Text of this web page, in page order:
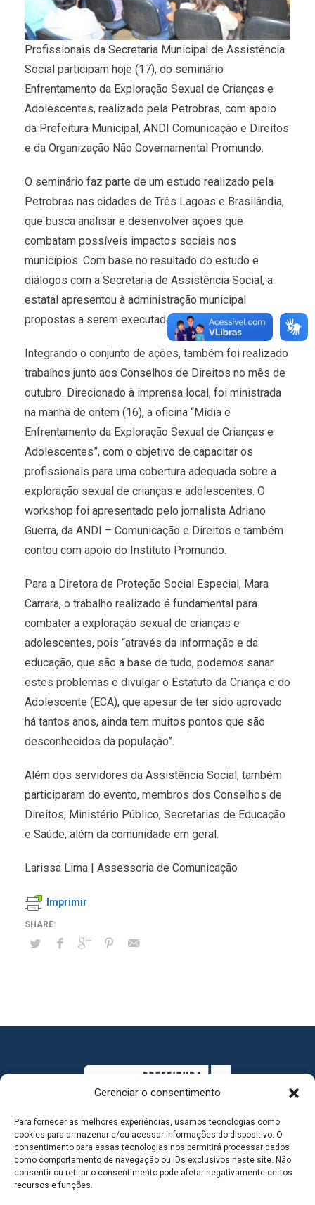
Gerenciar o consentimento
Para fornecer as melhores experiências, usamos tecnologias como
cookies para armazenar e/ou acessar informações do dispositivo. O
consentimento para essas tecnologias nos permitirá processar dados
como comportamento de navegação ou IDs exclusivos neste site. Não
consentir ou retirar o consentimento pode afetar negativamente certos
recursos e funções.
Profissionais da Secretaria Municipal de Assistência
Social participam hoje (17), do seminário
Enfrentamento da Exploração Sexual de Crianças e
Adolescentes, realizado pela Petrobras, com apoio
da Prefeitura Municipal, ANDI Comunicação e Direitos
e da Organização Não Governamental Promundo.
O seminário faz parte de um estudo realizado pela
Petrobras nas cidades de Três Lagoas e Brasilândia,
que busca analisar e desenvolver ações que
combatam possíveis impactos sociais nos
municípios. Com base no resultado do estudo e
diálogos com a Secretaria de Assistência Social, a
estatal apresentou à administração municipal
propostas a serem executadas.
Integrando o conjunto de ações, também foi realizado
trabalhos junto aos Conselhos de Direitos no mês de
outubro. Direcionado à imprensa local, foi ministrada
na manhã de ontem (16), a oficina “Mídia e
Enfrentamento da Exploração Sexual de Crianças e
Adolescentes”, com o objetivo de capacitar os
profissionais para uma cobertura adequada sobre a
exploração sexual de crianças e adolescentes. O
workshop foi apresentado pelo jornalista Adriano
Guerra, da ANDI – Comunicação e Direitos e também
contou com apoio do Instituto Promundo.
Para a Diretora de Proteção Social Especial, Mara
Carrara, o trabalho realizado é fundamental para
combater a exploração sexual de crianças e
adolescentes, pois “através da informação e da
educação, que são a base de tudo, podemos sanar
estes problemas e divulgar o Estatuto da Criança e do
Adolescente (ECA), que apesar de ter sido aprovado
há tantos anos, ainda tem muitos pontos que são
desconhecidos da população”.
Além dos servidores da Assistência Social, também
participaram do evento, membros dos Conselhos de
Direitos, Ministério Público, Secretarias de Educação
e Saúde, além da comunidade em geral.
Larissa Lima | Assessoria de Comunicação
Imprimir
MAPA DO SITE